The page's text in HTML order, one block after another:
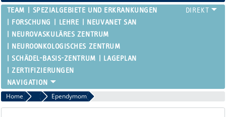
TEAM
SPEZIALGEBIETE UND ERKRANKUNGEN
FORSCHUNG
LEHRE
NEUVANET SAN
NEUROVASKULÄRES ZENTRUM
NEUROONKOLOGISCHES ZENTRUM
SCHÄDEL-BASIS-ZENTRUM
LAGEPLAN
ZERTIFIZIERUNGEN
Home Rückenmarks-Tumore
Ependymom